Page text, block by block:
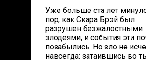
Уже больше ста лет
пор, как Скара Брэй был
разрушен безжалостными
злодеями, и события эти
позабылись. Но зло не
навсегда: затаившись во